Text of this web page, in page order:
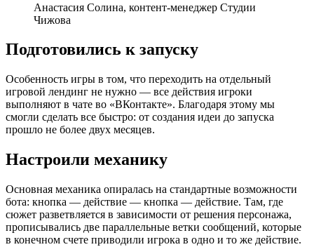
Анастасия Солина, контент-менеджер Студии
Чижова
Подготовились к запуску
Особенность игры в том, что переходить на отдельный
игровой лендинг не нужно — все действия игроки
выполняют в чате во «ВКонтакте». Благодаря этому мы
смогли сделать все быстро: от создания идеи до запуска
прошло не более двух месяцев.
Настроили механику
Основная механика опиралась на стандартные возможности
бота: кнопка — действие — кнопка — действие. Там, где
сюжет разветвляется в зависимости от решения персонажа,
прописывались две параллельные ветки сообщений, которые
в конечном счете приводили игрока в одно и то же действие.